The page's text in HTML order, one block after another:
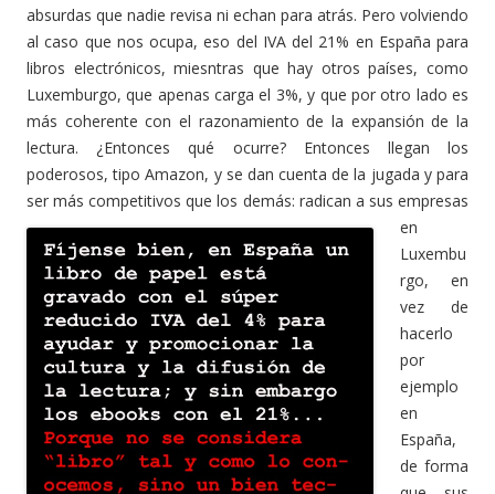
absurdas que nadie revisa ni echan para atrás. Pero volviendo
al caso que nos ocupa, eso del IVA del 21% en España para
libros electrónicos, miesntras que hay otros países, como
Luxemburgo, que apenas carga el 3%, y que por otro lado es
más coherente con el razonamiento de la expansión de la
lectura. ¿Entonces qué ocurre? Entonces llegan los
poderosos, tipo Amazon, y se dan cuenta de la jugada y para
ser más competitivos que los demás: radican a sus empresas
en
Luxembu
rgo, en
vez de
hacerlo
por
ejemplo
en
España,
de forma